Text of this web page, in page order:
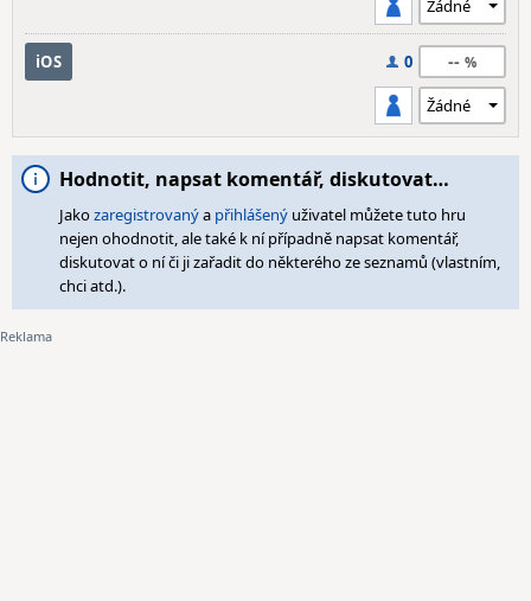
iOS 0 --
Hodnotit, napsat komentář, diskutovat…
Jakozaregistrovanýa přihlášený uživatel můžete tuto hru
nejen ohodnotit, ale také k ní případně napsat komentář,
diskutovat o ní či ji zařadit do některého ze seznamů (vlastním,
chci atd.).